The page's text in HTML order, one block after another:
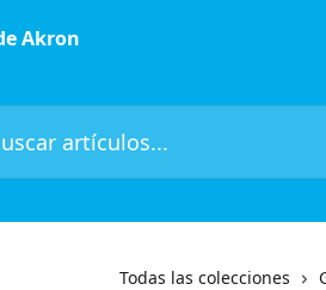
Akron
Todas las colecciones